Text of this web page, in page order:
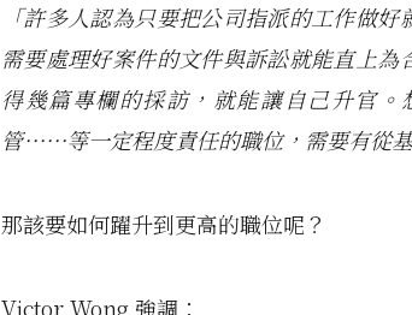
「許多人認為只要把公司指派的工作做
需要處理好案件的文件與訴訟就能直上
得幾篇專欄的採訪，就能讓自己升官
管……等一定程度責任的職位，需要有從
那該要如何躍升到更高的職位呢？
Victor Wong 強調：